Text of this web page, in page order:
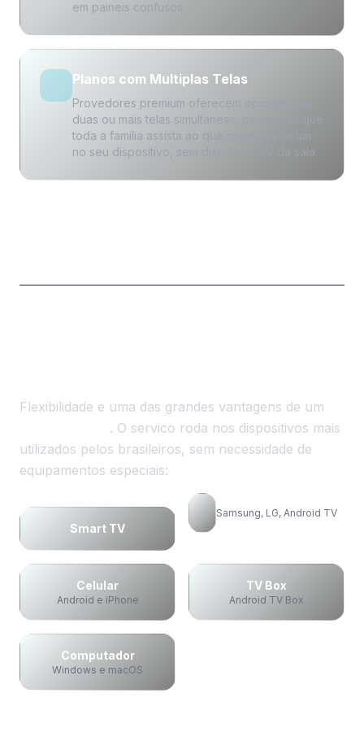
em paineis confusos.
Planos com Multiplas Telas
Provedores premium oferecem opcoes com
duas ou mais telas simultaneas, permitindo que
toda a familia assista ao que quiser, cada um
no seu dispositivo, sem disputar a TV da sala.
Flexibilidade e uma das grandes vantagens de um
. O servico roda nos dispositivos mais
utilizados pelos brasileiros, sem necessidade de
equipamentos especiais:
Smart TV
Samsung, LG, Android TV
Celular
Android e iPhone
TV Box
Android TV Box
Computador
Windows e macOS